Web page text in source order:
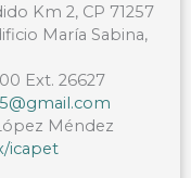
Km 2, CP 71257
María Sabina,
Ext. 26627
Méndez
icapet